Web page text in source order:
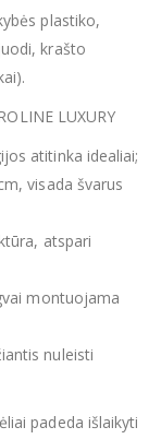
plastiko,
krašto
LUXURY
atitinka idealiai;
visada švarus
atspari
montuojama
nuleisti
padeda išlaikyti